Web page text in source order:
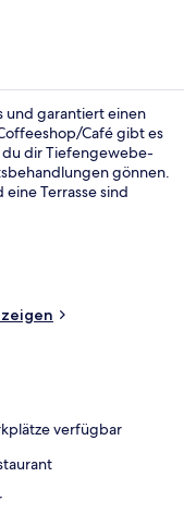
und garantiert einen
Café gibt es
du dir Tiefengewebe-
gönnen.
Terrasse sind
verfügbar